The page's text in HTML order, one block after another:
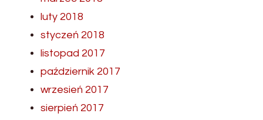
luty 2018
styczeń 2018
listopad 2017
październik 2017
wrzesień 2017
sierpień 2017